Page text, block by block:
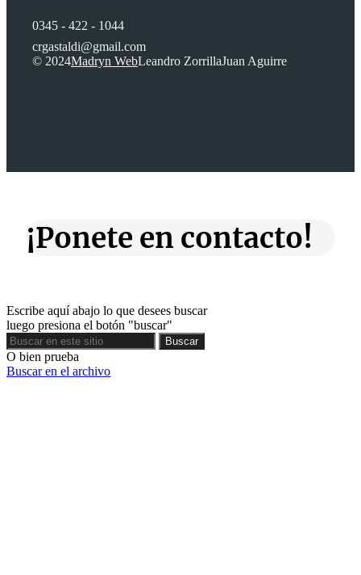
0345 - 422 - 1044
crgastaldi@gmail.com
© 2024Madryn WebLeandro ZorrillaJuan Aguirre
¡Ponete en contacto!
Escribe aquí abajo lo que desees buscar
luego presiona el botón "buscar"
Buscar
Buscar
O bien prueba
Buscar en el archivo